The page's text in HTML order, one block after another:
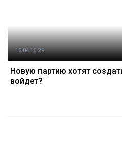
15.04 16:29
Новую партию хотят
войдет?